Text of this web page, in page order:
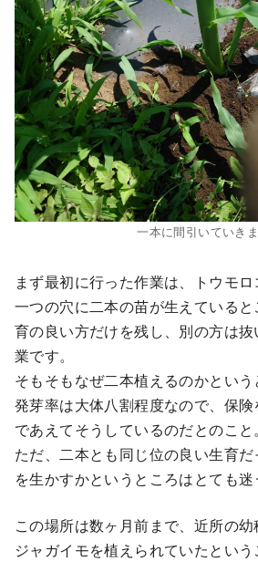
一本に間引いていき
まず最初に行った作業は、トウモロ
一つの穴に二本の苗が生えている
育の良い方だけを残し、別の方は
業です。
そもそもなぜ二本植えるのかとい
発芽率は大体八割程度なので、保
であえてそうしているのだとのこと。
ただ、二本とも同じ位の良い生育
を生かすかというところはとても迷
この場所は数ヶ月前まで、近所の
ジャガイモを植えられていたとい